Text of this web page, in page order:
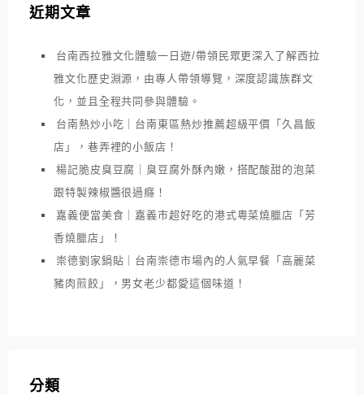
近期文章
台南西拉雅文化體驗一日遊/帶領民眾更深入了解西拉
雅文化歷史淵源，由專人帶領導覽，深度認識族群文
化，並且全程共同參與體驗。
台南熱炒小吃｜台南東區熱炒推薦超級平價「久昌飯
店」，巷弄裡的小飯店！
楊記脆皮臭豆腐｜臭豆腐外酥內嫩，搭配酸甜的泡菜
跟特製辣椒醬很過癮！
嘉義便當美食｜嘉義市超好吃的港式粵菜燒臘店「芳
香燒臘店」！
崇德劉家鍋貼｜台南崇德市場內的人氣早餐「高麗菜
豬肉煎餃」，男女老少都愛這個味道！
分類